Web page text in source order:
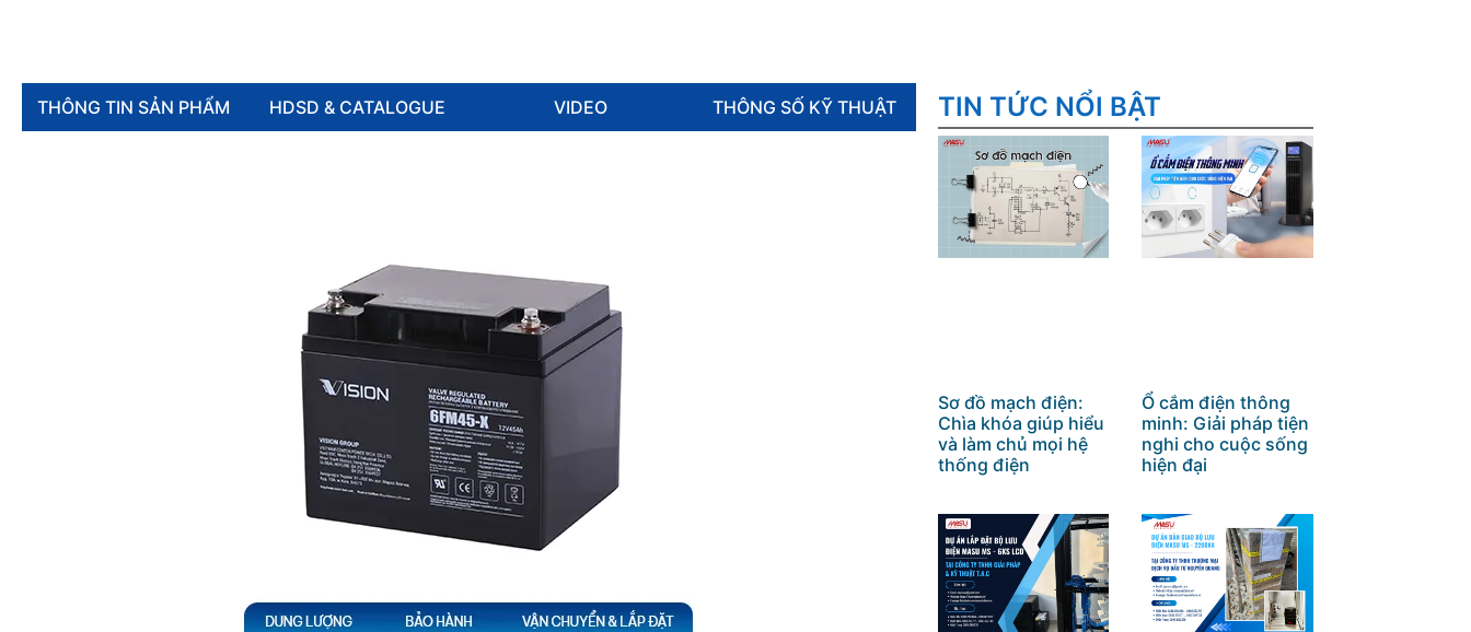
THÔNG TIN SẢN PHẨM HDSD & CATALOGUE VIDEO THÔNG SỐ KỸ THUẬT TIN TỨC NỔI BẬT
Sơ đồ mạch điện:
Chìa khóa giúp hiểu
và làm chủ mọi hệ
thống điện
Ổ cắm điện thông
minh: Giải pháp tiện
nghi cho cuộc sống
hiện đại